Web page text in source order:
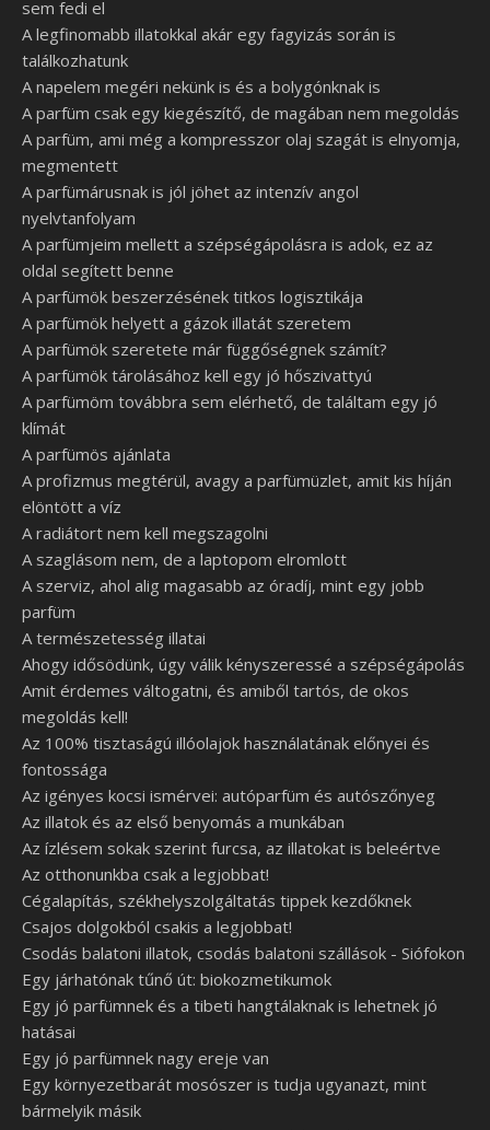
sem fedi el
A legfinomabb illatokkal akár egy fagyizás során is
találkozhatunk
A napelem megéri nekünk is és a bolygónknak is
A parfüm csak egy kiegészítő, de magában nem megoldás
A parfüm, ami még a kompresszor olaj szagát is elnyomja,
megmentett
A parfümárusnak is jól jöhet az intenzív angol
nyelvtanfolyam
A parfümjeim mellett a szépségápolásra is adok, ez az
oldal segített benne
A parfümök beszerzésének titkos logisztikája
A parfümök helyett a gázok illatát szeretem
A parfümök szeretete már függőségnek számít?
A parfümök tárolásához kell egy jó hőszivattyú
A parfümöm továbbra sem elérhető, de találtam egy jó
klímát
A parfümös ajánlata
A profizmus megtérül, avagy a parfümüzlet, amit kis híján
elöntött a víz
A radiátort nem kell megszagolni
A szaglásom nem, de a laptopom elromlott
A szerviz, ahol alig magasabb az óradíj, mint egy jobb
parfüm
A természetesség illatai
Ahogy idősödünk, úgy válik kényszeressé a szépségápolás
Amit érdemes váltogatni, és amiből tartós, de okos
megoldás kell!
Az 100% tisztaságú illóolajok használatának előnyei és
fontossága
Az igényes kocsi ismérvei: autóparfüm és autószőnyeg
Az illatok és az első benyomás a munkában
Az ízlésem sokak szerint furcsa, az illatokat is beleértve
Az otthonunkba csak a legjobbat!
Cégalapítás, székhelyszolgáltatás tippek kezdőknek
Csajos dolgokból csakis a legjobbat!
Csodás balatoni illatok, csodás balatoni szállások - Siófokon
Egy járhatónak tűnő út: biokozmetikumok
Egy jó parfümnek és a tibeti hangtálaknak is lehetnek jó
hatásai
Egy jó parfümnek nagy ereje van
Egy környezetbarát mosószer is tudja ugyanazt, mint
bármelyik másik